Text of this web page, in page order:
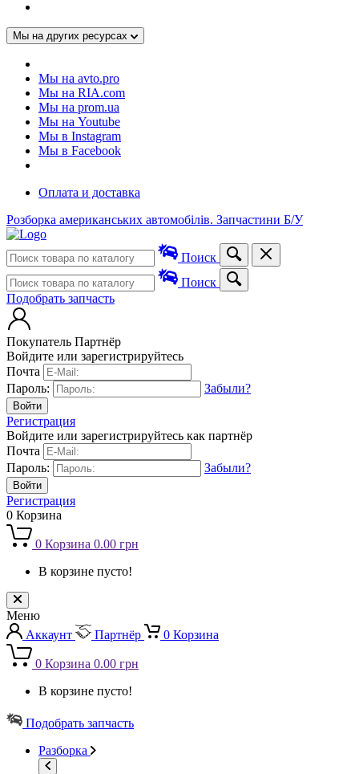
Мы на других ресурсах
Мы на avto.pro
Мы на RIA.com
Мы на prom.ua
Мы на Youtube
Мы в Instagram
Мы в Facebook
Оплата и доставка
Розборка американських автомобілів. Запчастини Б/У
Поиск
Поиск
Подобрать запчасть
Покупатель Партнёр
Войдите или зарегистрируйтесь
Почта
Пароль:
Забыли?
Регистрация
Войдите или зарегистрируйтесь как партнёр
Почта
Пароль:
Забыли?
Регистрация
0 Корзина
0 Корзина 0.00 грн
В корзине пусто!
Меню
Аккаунт
Партнёр 0 Корзина
0 Корзина 0.00 грн
В корзине пусто!
Подобрать запчасть
Разборка